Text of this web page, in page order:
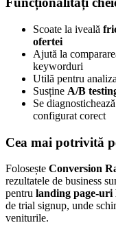
Scoate la iveală
ofertei
Ajută la
keyworduri
Utilă pentru analiza
Susține A/B
Se
configurat corect
Cea mai potrivită
Folosește Conversion
rezultatele de business
pentru landing page-uri
de trial signup, unde
veniturile.